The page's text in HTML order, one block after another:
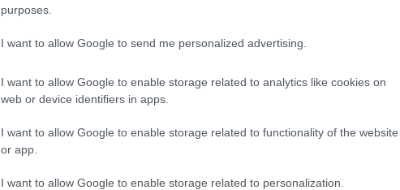
purposes.
I want to allow Google to send me personalized advertising.
I want to allow Google to enable storage related to analytics like cookies on
web or device identifiers in apps.
I want to allow Google to enable storage related to functionality of the website
or app.
I want to allow Google to enable storage related to personalization.